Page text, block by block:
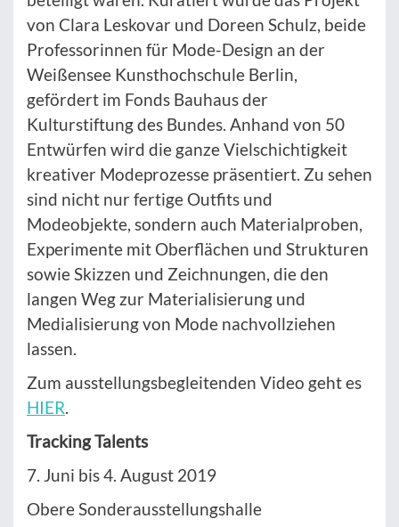
von Clara Leskovar und Doreen Schulz, beide
Professorinnen für Mode-Design an der
Weißensee Kunsthochschule Berlin,
gefördert im Fonds Bauhaus der
Kulturstiftung des Bundes. Anhand von 50
Entwürfen wird die ganze Vielschichtigkeit
kreativer Modeprozesse präsentiert. Zu sehen
sind nicht nur fertige Outfits und
Modeobjekte, sondern auch Materialproben,
Experimente mit Oberflächen und Strukturen
sowie Skizzen und Zeichnungen, die den
langen Weg zur Materialisierung und
Medialisierung von Mode nachvollziehen
lassen.
Zum ausstellungsbegleitenden Video geht es
HIER.
Tracking Talents
7. Juni bis 4. August 2019
Obere Sonderausstellungshalle